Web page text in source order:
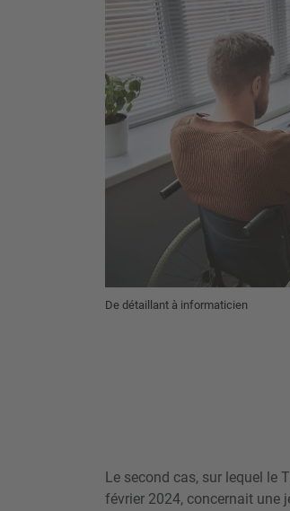
De détaillant à informaticien
Le second cas, sur lequel le
février 2024, concernait une